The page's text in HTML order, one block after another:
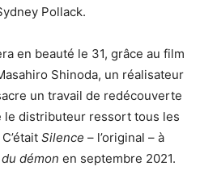
Pollack.
en beauté le 31, grâce au film
Shinoda, un réalisateur
un travail de redécouverte
le distributeur ressort tous les
Silence – l’original – à
du démon en septembre 2021.